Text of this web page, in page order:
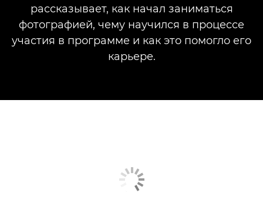
рассказывает, как начал заниматься
фотографией, чему научился в процессе
участия в программе и как это помогло его
карьере.